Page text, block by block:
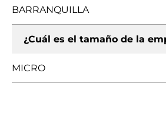
BARRANQUILLA
¿Cuál es el tamaño de la
MICRO